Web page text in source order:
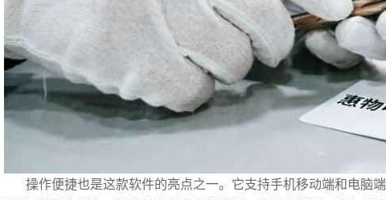
操作便捷也是这款软件的亮点之一。它支持手机移动端和电脑